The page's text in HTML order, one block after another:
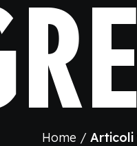
Home Articoli